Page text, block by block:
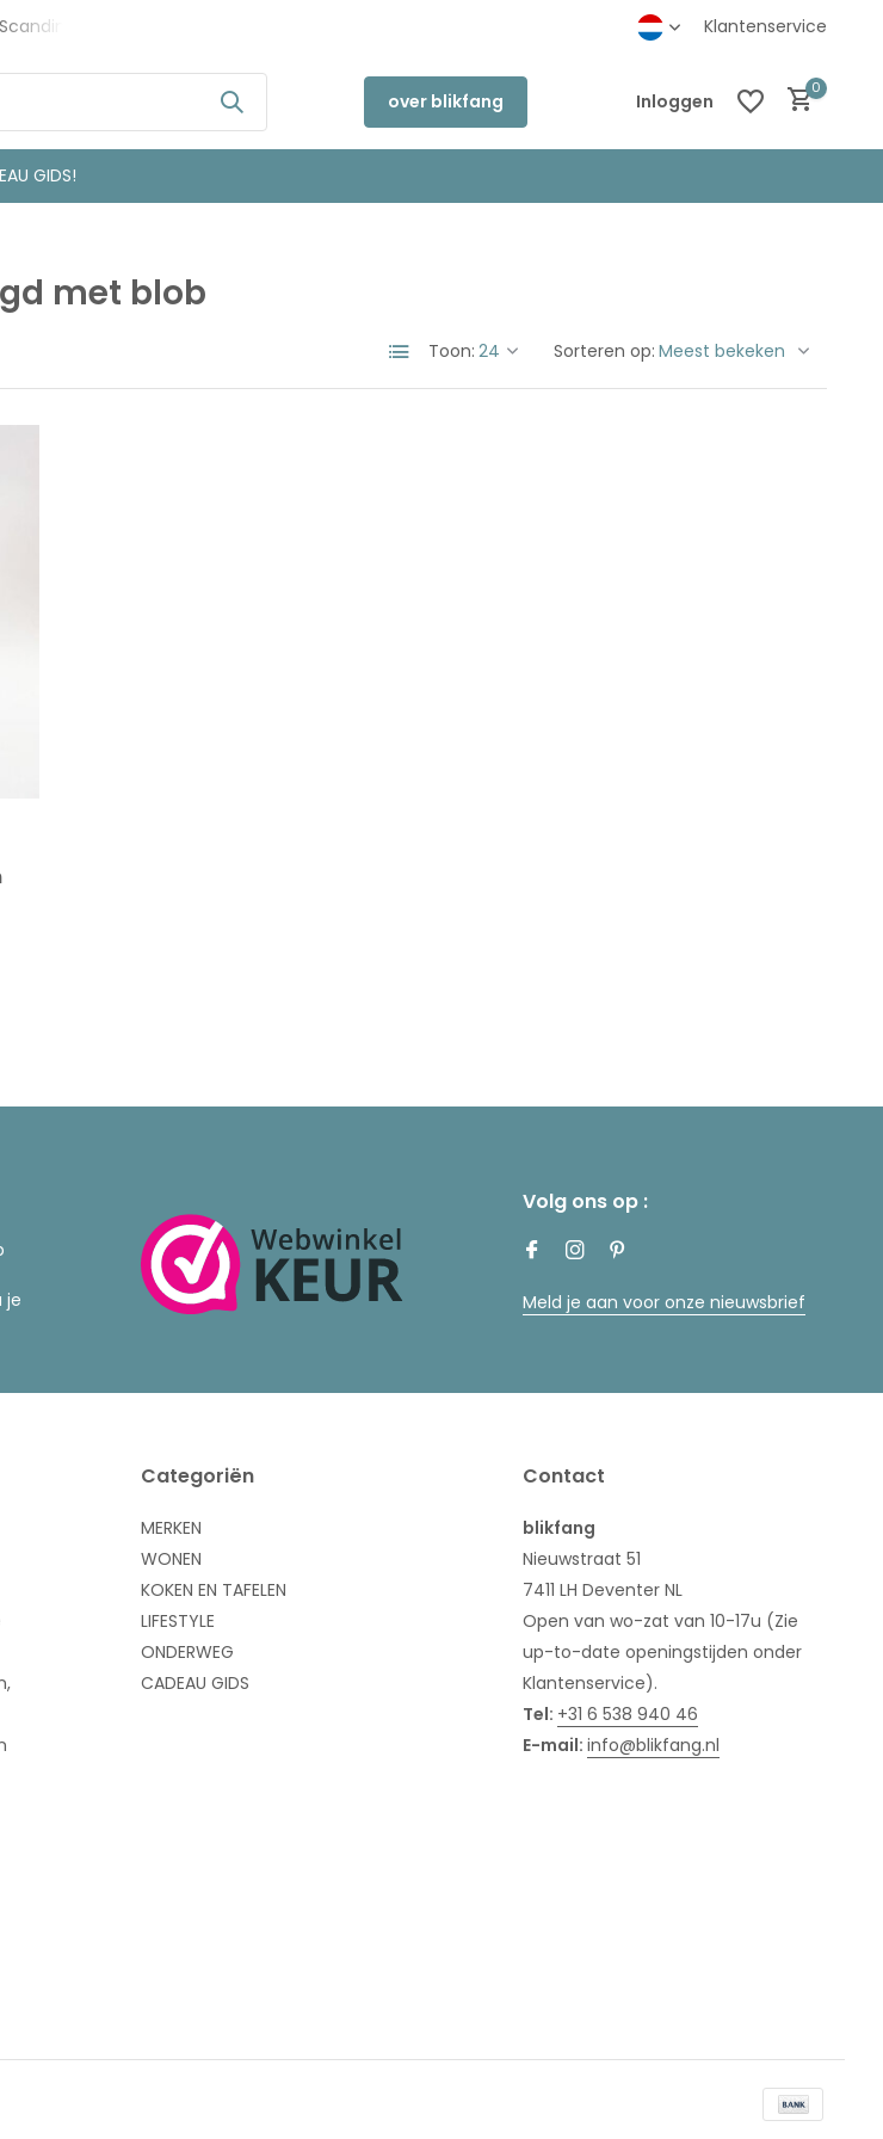
Design Klantenservice
over blikfang Inloggen
0
GIDS!
met blob
Toon: Sorteren op:
je
Volg ons op :
Meld je aan voor onze nieuwsbrief
Categoriën
MERKEN
WONEN
KOKEN EN TAFELEN
LIFESTYLE
ONDERWEG
CADEAU GIDS
Contact
blikfang
Nieuwstraat 51
7411 LH Deventer NL
Open van wo-zat van 10-17u (Zie
up-to-date openingstijden onder
Klantenservice).
Tel: +31 6 538 940 46
E-mail: info@blikfang.nl